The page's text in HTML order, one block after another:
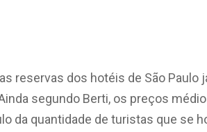
reservas dos hotéis de São Paulo
segundo Berti, os preços
da quantidade de turistas que se